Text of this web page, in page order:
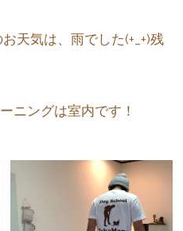
天気は、雨でした(+_+)残
ニングは室内です！